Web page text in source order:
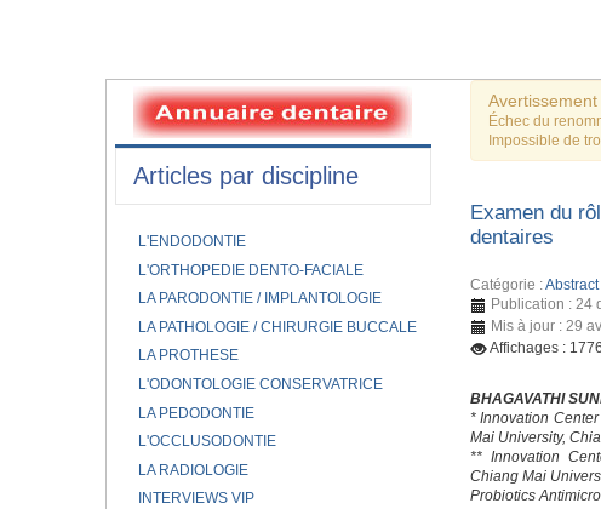
Avertissement
Échec du
Impossible de
Examen du
dentaires
Catégorie :Abstract
Publication : 24
Mis à jour : 29
Affichages : 1776
BHAGAVATHI
* Innovation
Mai University,
** Innovation
Chiang Mai
Probiotics
Articles par discipline
L'ENDODONTIE
L'ORTHOPEDIE DENTO-FACIALE
LA PARODONTIE / IMPLANTOLOGIE
LA PATHOLOGIE / CHIRURGIE BUCCALE
LA PROTHESE
L'ODONTOLOGIE CONSERVATRICE
LA PEDODONTIE
L'OCCLUSODONTIE
LA RADIOLOGIE
INTERVIEWS VIP